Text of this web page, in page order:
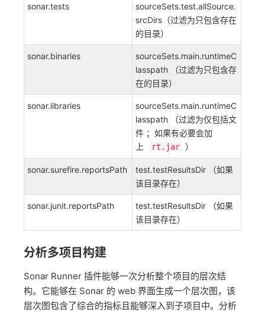
sonar.tests
sourceSets.test.allSource.
srcDirs（过滤为只包含存在
的目录）
sonar.binaries
sourceSets.main.runtimeC
lasspath （过滤为只包含存
在的目录）
sonar.libraries
sourceSets.main.runtimeC
lasspath （过滤为仅包括文
件 ；如果有必要会加
上
rt.jar ）
sonar.surefire.reportsPath
test.testResultsDir （如果
该目录存在）
sonar.junit.reportsPath
test.testResultsDir （如果
该目录存在）
分析多项目构建
Sonar Runner 插件能够一次分析整个项目的层次结
构。它能够在 Sonar 的 web 界面生成一个层次图，该
层次图包含了综合的指标且能够深入到子项目中。分析